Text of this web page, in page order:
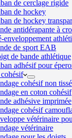
de cerclage rigide
de hockey
de hockey
antidérapante à
enveloppement
de sport EAB
de bande athlétique
adhésif pour
cohésif non tissé
en coton cohésif
adhésive imprimée
cohésif
vétérinaire
vétérinaire